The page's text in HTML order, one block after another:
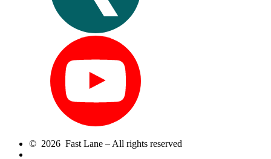
© 2026 Fast Lane – All rights reserved